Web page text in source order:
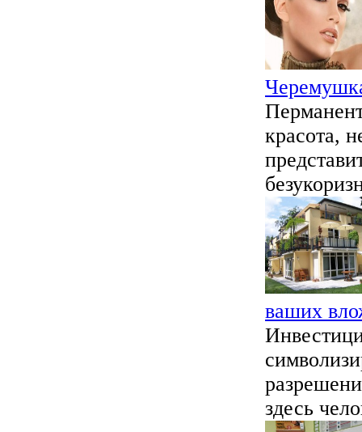
красота,
ваших
здесь